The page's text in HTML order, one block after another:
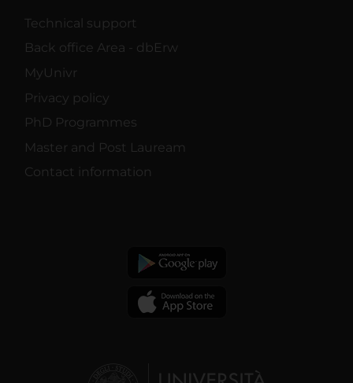
Technical support
Back office Area - dbErw
MyUnivr
Privacy policy
PhD Programmes
Master and Post Lauream
Contact information